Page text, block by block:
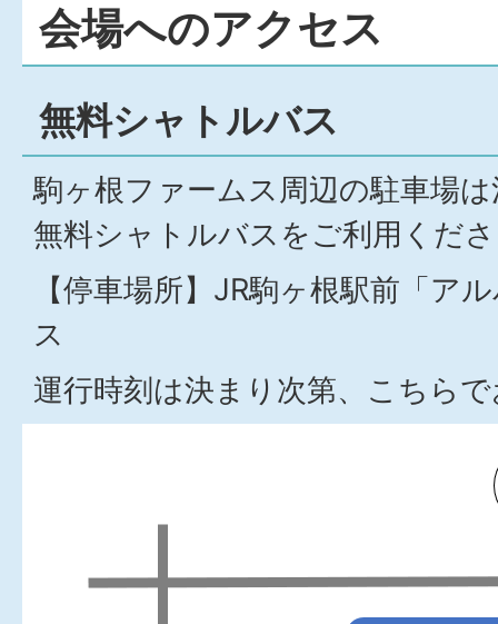
会場へのアクセス
無料シャトルバス
駒ヶ根ファームス周辺の駐車場
無料シャトルバスをご利用くだ
【停車場所】JR駒ヶ根駅前「ア
ス
運行時刻は決まり次第、こちら